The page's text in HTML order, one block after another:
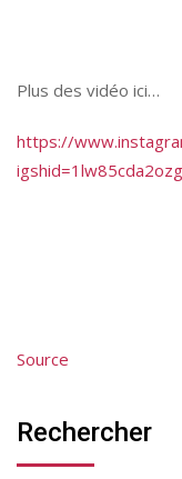
Plus des vidéo ici…
https://
Source
Rechercher